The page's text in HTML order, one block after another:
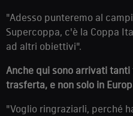
"Adesso punteremo al
Supercoppa, c'è la Coppa
ad altri obiettivi".
Anche qui sono arrivati
trasferta, e non solo in
"Voglio ringraziarli, perché